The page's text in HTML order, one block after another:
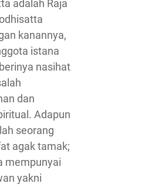
adalah Raja
kanannya,
istana
nasihat
dan
Adapun
seorang
agak tamak;
mempunyai
yakni